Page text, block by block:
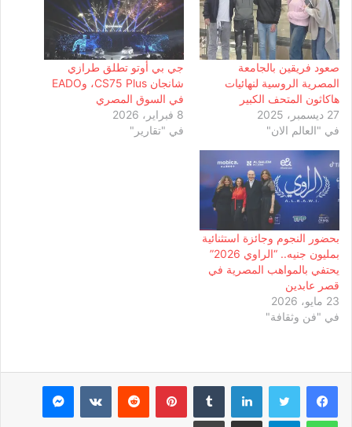
صعود فريقين بالجامعة
المصرية الروسية لنهائيات
هاكاثون المتحف الكبير
27 ديسمبر، 2025
في "العالم الان"
جي بي أوتو تطلق طرازي
شانجان CS75 Plus، وEADO
في السوق المصري
8 فبراير، 2026
في "تقارير"
بحضور النجوم وجائزة استثنائية
بمليون جنيه.. “الراوي 2026”
يحتفي بالمواهب المصرية في
قصر عابدين
23 مايو، 2026
في "فن وثقافة"
لينكدإن بينتيريست ماسنجر
واتساب تيلقرام مشاركة عبر البريد طباعة